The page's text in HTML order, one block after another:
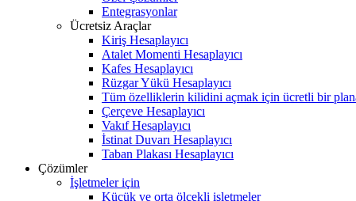
Entegrasyonlar
Ücretsiz Araçlar
Kiriş Hesaplayıcı
Atalet Momenti Hesaplayıcı
Kafes Hesaplayıcı
Rüzgar Yükü Hesaplayıcı
Tüm özelliklerin kilidini açmak için ücretli bir
Çerçeve Hesaplayıcı
Vakıf Hesaplayıcı
İstinat Duvarı Hesaplayıcı
Taban Plakası Hesaplayıcı
Çözümler
İşletmeler için
Küçük ve orta ölçekli işletmeler